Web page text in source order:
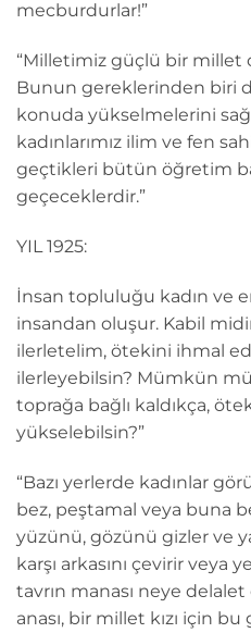
mecburdurlar!”
“Milletimiz güçlü bir millet
Bunun gereklerinden biri
konuda yükselmelerini
kadınlarımız ilim ve fen
geçtikleri bütün öğretim
geçeceklerdir.”
YIL 1925:
İnsan topluluğu kadın ve
insandan oluşur. Kabil
ilerletelim, ötekini ihmal
ilerleyebilsin? Mümkün
toprağa bağlı kaldıkça,
yükselebilsin?”
“Bazı yerlerde kadınlar
bez, peştamal veya buna
yüzünü, gözünü gizler ve
karşı arkasını çevirir veya
tavrın manası neye
anası, bir millet kızı için